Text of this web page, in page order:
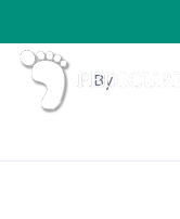
By